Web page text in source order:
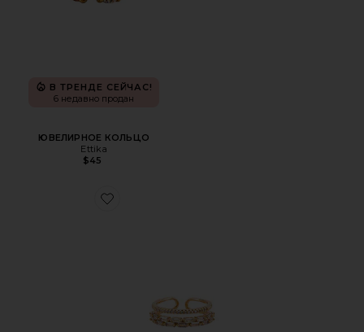
В ТРЕНДЕ СЕЙЧАС!
6 недавно продан
ЮВЕЛИРНОЕ КОЛЬЦО
Ettika
$45
Favorite КОЛЬЦО CLARA BAGUETTE